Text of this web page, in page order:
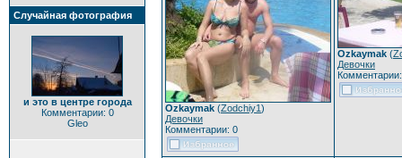
Случайная фотография
и это в центре города
Комментарии: 0
Gleo
Ozkaymak (Zodchiy1)
Девочки
Комментарии: 0
Ozkaymak (
Девочки